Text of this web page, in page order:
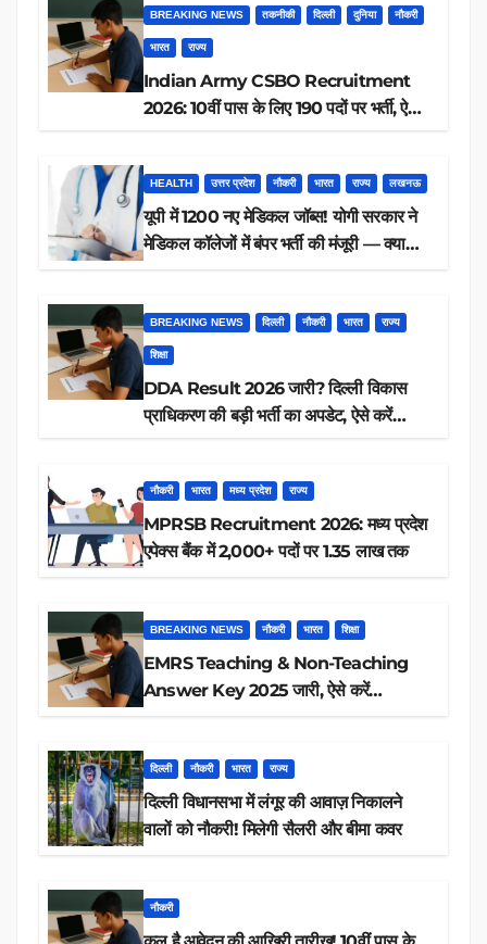
BREAKING NEWS तकनीकी दिल्ली दुनिया नौकरी
भारत राज्य
Indian Army CSBO Recruitment
2026: 10वीं पास के लिए 190 पदों पर भर्ती, ऐसे
HEALTH उत्तर प्रदेश नौकरी भारत राज्य लखनऊ
यूपी में 1200 नए मेडिकल जॉब्स! योगी सरकार ने
मेडिकल कॉलेजों में बंपर भर्ती की मंजूरी — क्या
BREAKING NEWS दिल्ली नौकरी भारत राज्य
शिक्षा
DDA Result 2026 जारी? दिल्ली विकास
प्राधिकरण की बड़ी भर्ती का अपडेट, ऐसे करें
नौकरी भारत मध्य प्रदेश राज्य
MPRSB Recruitment 2026: मध्य प्रदेश
एपेक्स बैंक में 2,000+ पदों पर 1.35 लाख तक
BREAKING NEWS नौकरी भारत शिक्षा
EMRS Teaching & Non-Teaching
Answer Key 2025 जारी, ऐसे करें
दिल्ली नौकरी भारत राज्य
दिल्ली विधानसभा में लंगूर की आवाज़ निकालने
वालों को नौकरी! मिलेगी सैलरी और बीमा कवर
नौकरी